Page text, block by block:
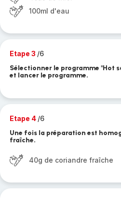
100ml d'eau
Etape 3 /6
Sélectionner le programme "Hot
et lancer le programme.
Etape 4 /6
Une fois la préparation est
fraîche.
40g de coriandre fraîche